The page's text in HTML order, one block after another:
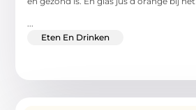
...
Eten En Drinken